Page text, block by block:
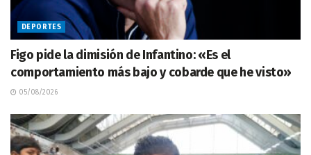
DEPORTES
Figo pide la dimisión de Infantino: «Es el
comportamiento más bajo y cobarde que he visto»
05/08/2026